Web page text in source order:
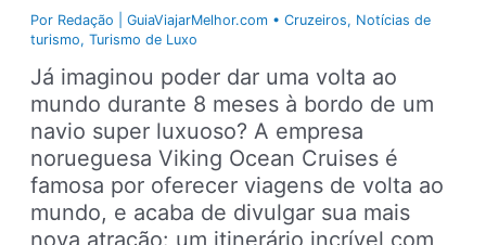
Por Redação | GuiaViajarMelhor.com •Cruzeiros, Notícias de
turismo,Turismo de Luxo
Já imaginou poder dar uma volta ao
mundo durante 8 meses à bordo de um
navio super luxuoso? A empresa
norueguesa Viking Ocean Cruises é
famosa por oferecer viagens de volta ao
mundo, e acaba de divulgar sua mais
nova atração: um itinerário incrível com